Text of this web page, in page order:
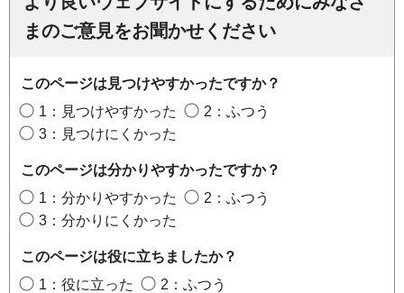
まのご意見をお聞かせください
このページは見つけやすかったですか？
1：見つけやすかった
2：ふつう
3：見つけにくかった
このページは分かりやすかったですか？
1：分かりやすかった
2：ふつう
3：分かりにくかった
このページは役に立ちましたか？
1：役に立った
2：ふつう